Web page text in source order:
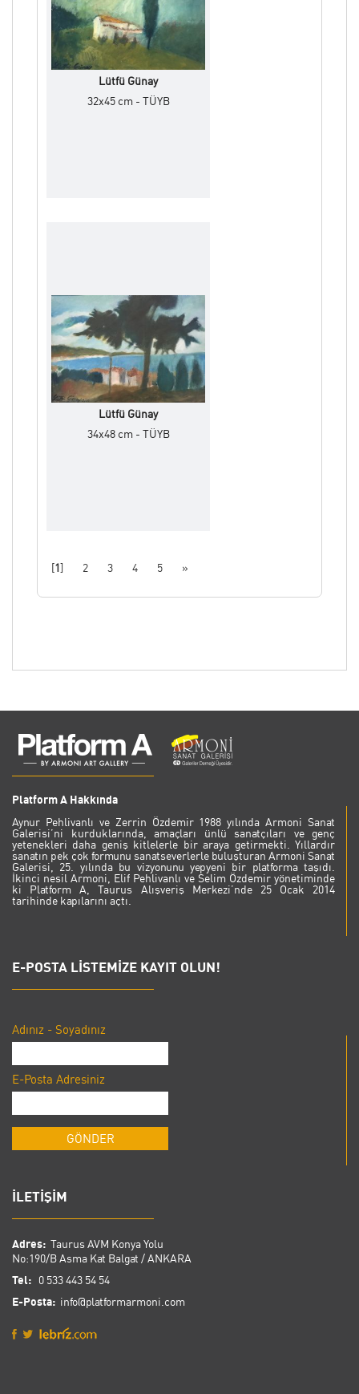
Lütfü Günay
32x45 cm - TÜYB
Lütfü Günay
34x48 cm - TÜYB
[1] 2 3 4 5 »
Platform A Hakkında
Aynur Pehlivanlı ve Zerrin Özdemir 1988 yılında Armoni Sanat
Galerisi’ni kurduklarında, amaçları ünlü sanatçıları ve genç
yetenekleri daha geniş kitlelerle bir araya getirmekti. Yıllardır
sanatın pek çok formunu sanatseverlerle buluşturan Armoni Sanat
Galerisi, 25. yılında bu vizyonunu yepyeni bir platforma taşıdı.
İkinci nesil Armoni, Elif Pehlivanlı ve Selim Özdemir yönetiminde
ki Platform A, Taurus Alışveriş Merkezi’nde 25 Ocak 2014
tarihinde kapılarını açtı.
E-POSTA LİSTEMİZE KAYIT OLUN!
Adınız - Soyadınız
E-Posta Adresiniz
İLETİŞİM
Adres: Taurus AVM Konya Yolu
No:190/B Asma Kat Balgat / ANKARA
Tel: 0 533 443 54 54
E-Posta: info@platformarmoni.com